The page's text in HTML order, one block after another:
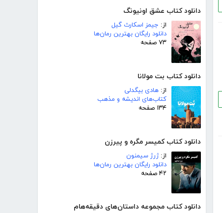
دانلود کتاب عشق اونیونگ
از: جیمز اسکارث گیل
دانلود رایگان بهترین رمان‌ها
۷۳ صفحه
دانلود کتاب بت مولانا
از: هادی بیگدلی
کتاب‌های اندیشه و مذهب
۱۳۴ صفحه
دانلود کتاب کمیسر مگره و پیرزن
از:ژرژ سیمنون
دانلود رایگان بهترین رمان‌ها
۴۲ صفحه
دانلود کتاب مجموعه داستان‌های دقیقه‌هام